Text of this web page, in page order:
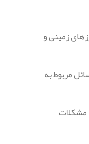
مرزهای زمینی و
که در آن مسائل مربوط به
مشکلات